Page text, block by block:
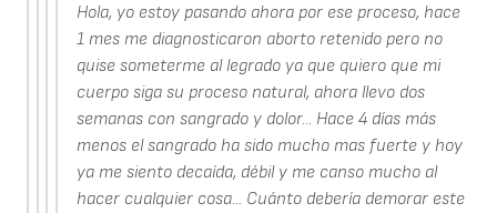
Hola, yo estoy pasando ahora por ese proceso, hace
1 mes me diagnosticaron aborto retenido pero no
quise someterme al legrado ya que quiero que mi
cuerpo siga su proceso natural, ahora llevo dos
semanas con sangrado y dolor... Hace 4 días más
menos el sangrado ha sido mucho mas fuerte y hoy
ya me siento decaída, débil y me canso mucho al
hacer cualquier cosa... Cuánto debería demorar este